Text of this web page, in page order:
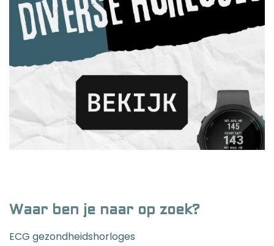
Waar ben je naar op zoek?
ECG gezondheidshorloges